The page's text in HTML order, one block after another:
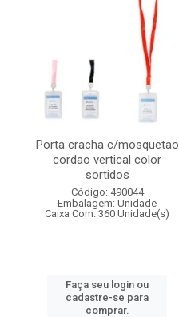
Porta cracha c/mosquetao
cordao vertical color
sortidos
Código: 490044
Embalagem: Unidade
Caixa Com: 360 Unidade(s)
Faça seu login ou
cadastre-se para
comprar.